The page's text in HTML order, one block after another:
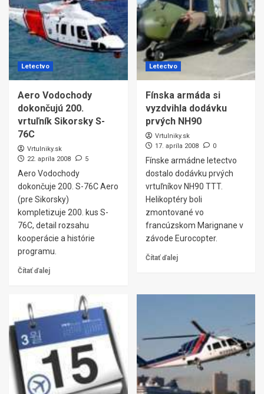
Letectvo
Aero Vodochody
dokončujú 200.
vrtuľník Sikorsky S-
76C
Vrtulniky.sk
22. apríla 2008
5
Aero Vodochody
dokončuje 200. S-76C Aero
(pre Sikorsky)
kompletizuje 200. kus S-
76C, detail rozsahu
kooperácie a histórie
programu.
Čítať ďalej
Letectvo
Fínska armáda si
vyzdvihla dodávku
prvých NH90
Vrtulniky.sk
17. apríla 2008
0
Fínske armádne letectvo
dostalo dodávku prvých
vrtuľníkov NH90 TTT.
Helikoptéry boli
zmontované vo
francúzskom Marignane v
závode Eurocopter.
Čítať ďalej